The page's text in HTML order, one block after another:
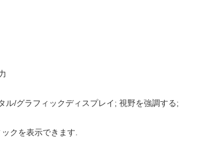
/グラフィックディスプレイ; 視野を強調する;
クを表示できます.